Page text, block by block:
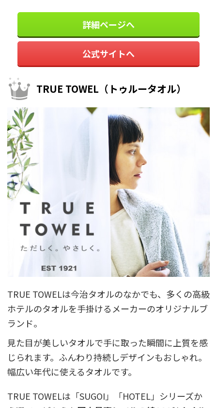
詳細ページへ
公式サイトへ
TRUE TOWEL（トゥルータオル）
TRUE TOWELは今治タオルのなかでも、多くの高級
ホテルのタオルを手掛けるメーカーのオリジナルブ
ランド。
見た目が美しいタオルで手に取った瞬間に上質を感
じられます。ふんわり持続しデザインもおしゃれ。
幅広い年代に使えるタオルです。
TRUE TOWELは「SUGOI」「HOTEL」シリーズか